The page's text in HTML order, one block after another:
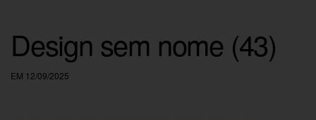
Design sem nome (43)
EM 12/09/2025